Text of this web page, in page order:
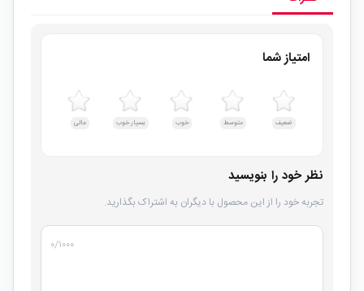
امتیاز شما
ضعیف متوسط خوب بسیار خوب عالی
نظر خود را بنویسید
تجربه خود را از این محصول با دیگران به اشتراک بگذارید.
۰/۱۰۰۰